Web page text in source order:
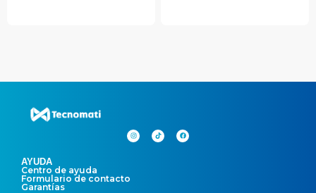
AYUDA
Centro de ayuda
Formulario de contacto
Garantías